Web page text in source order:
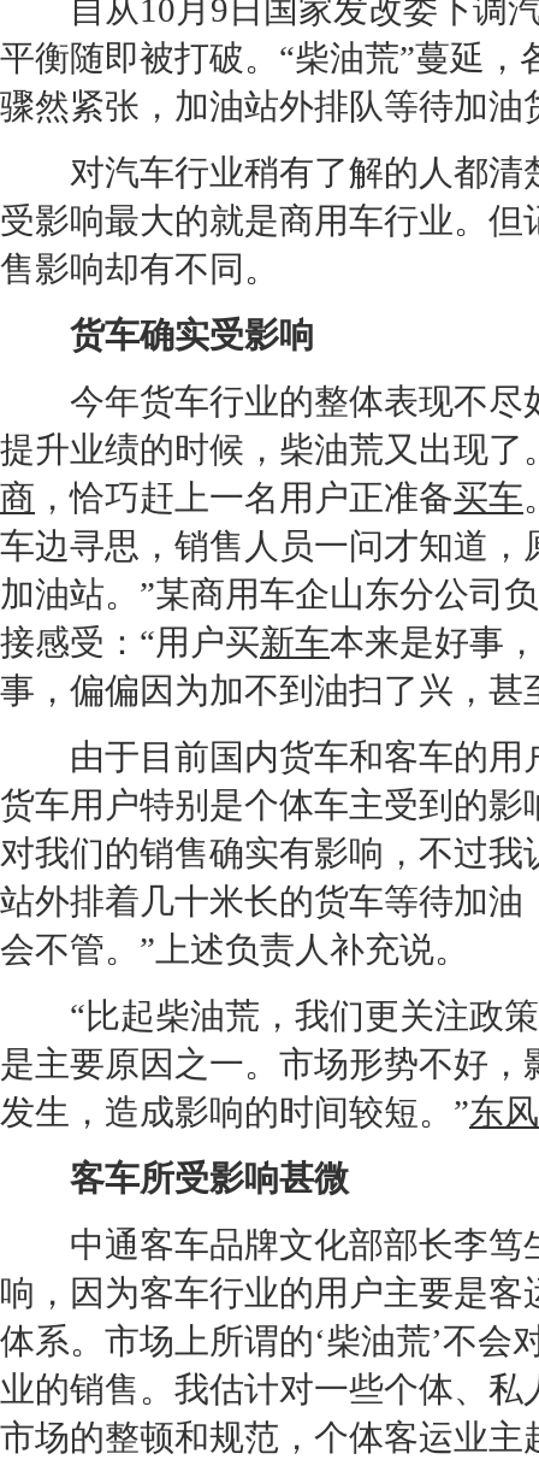
自从10月9日国家发改委下调
平衡随即被打破。“柴油荒”蔓延
骤然紧张，加油站外排队等待加
对汽车行业稍有了解的人都清
受影响最大的就是商用车行业。
售影响却有不同。
货车确实受影响
今年货车行业的整体表现不尽
提升业绩的时候，柴油荒又出现
商 ，恰巧赶上一名用户正准备买车
车边寻思，销售人员一问才知道
加油站。”某商用车企山东分公司
接感受：“用户买新车本来是好事
事，偏偏因为加不到油扫了兴，甚
由于目前国内货车和客车的用
货车用户特别是个体车主受到的
对我们的销售确实有影响，不过
站外排着几十米长的货车等待加
会不管。”上述负责人补充说。
“比起柴油荒，我们更关注政策
是主要原因之一。市场形势不好
发生，造成影响的时间较短。”东风
客车所受影响甚微
中通客车品牌文化部部长李笃
响，因为客车行业的用户主要是
体系。市场上所谓的‘柴油荒’不
业的销售。我估计对一些个体、
市场的整顿和规范，个体客运业